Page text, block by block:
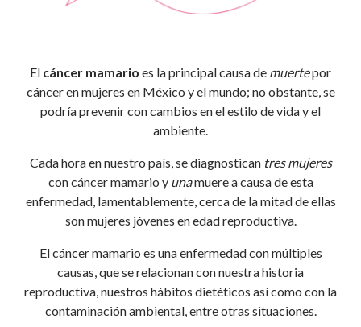
El cáncer mamario es la principal causa de muertepor
cáncer en mujeres en México y el mundo; no obstante, se
podría prevenir con cambios en el estilo de vida y el
ambiente.
Cada hora en nuestro país, se diagnostican tres mujeres
con cáncer mamario y unamuere a causa de esta
enfermedad, lamentablemente, cerca de la mitad de ellas
son mujeres jóvenes en edad reproductiva.
El cáncer mamario es una enfermedad con múltiples
causas, que se relacionan con nuestra historia
reproductiva, nuestros hábitos dietéticos así como con la
contaminación ambiental, entre otras situaciones.